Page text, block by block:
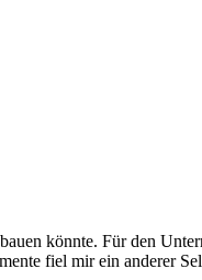
könnte. Für den
fiel mir ein anderer